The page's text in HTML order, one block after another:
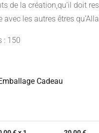
de la création,qu’il doit
les autres êtres
: 150
Cadeau